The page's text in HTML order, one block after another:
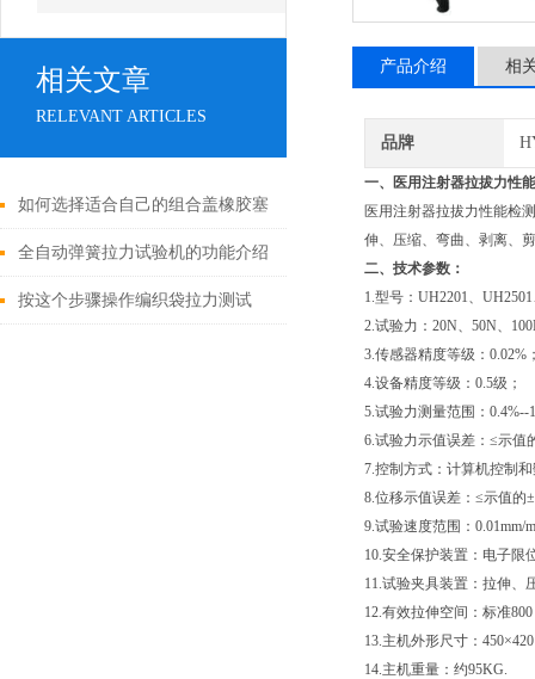
相关文章
RELEVANT ARTICLES
如何选择适合自己的组合盖橡胶塞
穿刺力测试仪？
全自动弹簧拉力试验机的功能介绍
按这个步骤操作编织袋拉力测试
产品介绍 相
品牌
一、医用注射器拉拔力性
医用注射器拉拔力性能检
伸、压缩、弯曲、剥离、
二、技术参数：
1.型号：UH2201、
2.试验力：20N、50N、
3.传感器精度等级：0.02%
4.设备精度等级：0.5级；
5.试验力测量范围：0.4%--
6.试验力示值误差：≤示值
7.控制方式：计算机控制
8.位移示值误差：≤示值的
9.试验速度范围：0.01mm/
10.安全保护装置：电子
11.试验夹具装置：拉伸
12.有效拉伸空间：标准
13.主机外形尺寸：
14.主机重量：约95KG.